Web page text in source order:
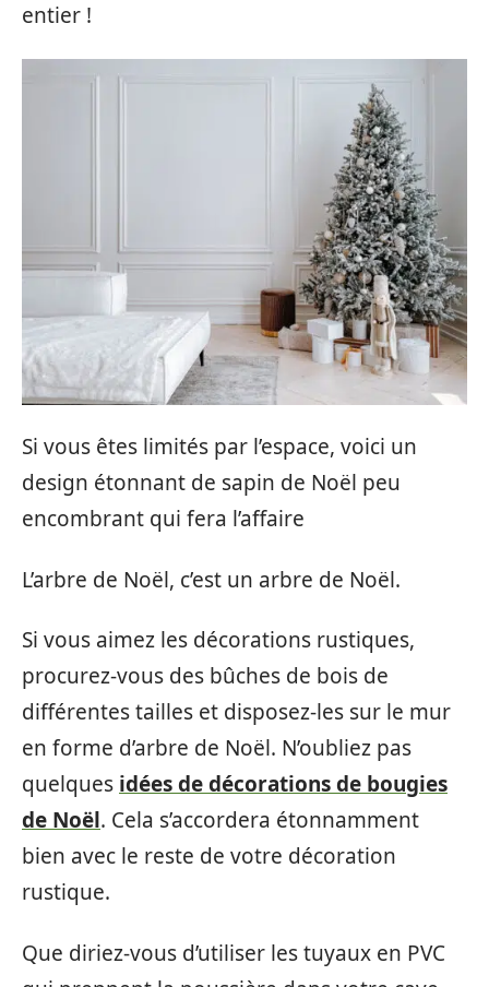
entier !
Si vous êtes limités par l’espace, voici un
design étonnant de sapin de Noël peu
encombrant qui fera l’affaire
L’arbre de Noël, c’est un arbre de Noël.
Si vous aimez les décorations rustiques,
procurez-vous des bûches de bois de
différentes tailles et disposez-les sur le mur
en forme d’arbre de Noël. N’oubliez pas
quelques idées de décorations de bougies
de Noël. Cela s’accordera étonnamment
bien avec le reste de votre décoration
rustique.
Que diriez-vous d’utiliser les tuyaux en PVC